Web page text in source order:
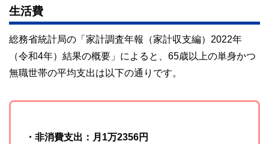
生活費
総務省統計局の「家計調査年報（家計収支編）2022年
（令和4年）結果の概要」によると、65歳以上の単身かつ
無職世帯の平均支出は以下の通りです。
・非消費支出：月1万2356円